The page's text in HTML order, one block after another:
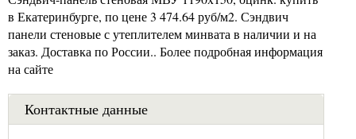
в Екатеринбурге, по цене 3 474.64 руб/м2. Сэндвич
панели стеновые с утеплителем минвата в наличии и на
заказ. Доставка по России.. Более подробная информация
на сайте
Контактные данные